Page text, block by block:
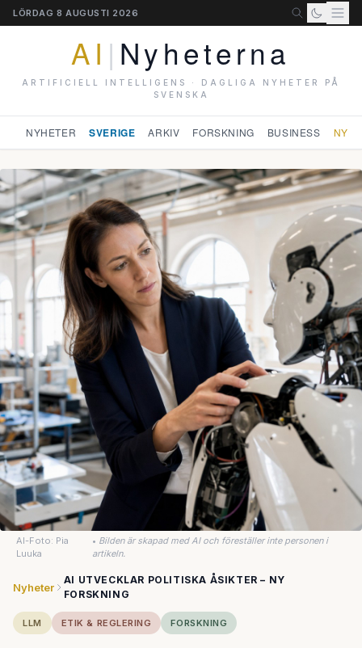
LÖRDAG 8 AUGUSTI 2026
AI | Nyheterna
ARTIFICIELL INTELLIGENS · DAGLIGA NYHETER PÅ
SVENSKA
NYHETER SVERIGE ARKIV FORSKNING BUSINESS
AI-Foto: Pia
Luuka
• Bilden är skapad med AI och föreställer inte personen i
artikeln.
Nyheter
AI UTVECKLAR POLITISKA ÅSIKTER – NY
FORSKNING
LLM ETIK & REGLERING FORSKNING